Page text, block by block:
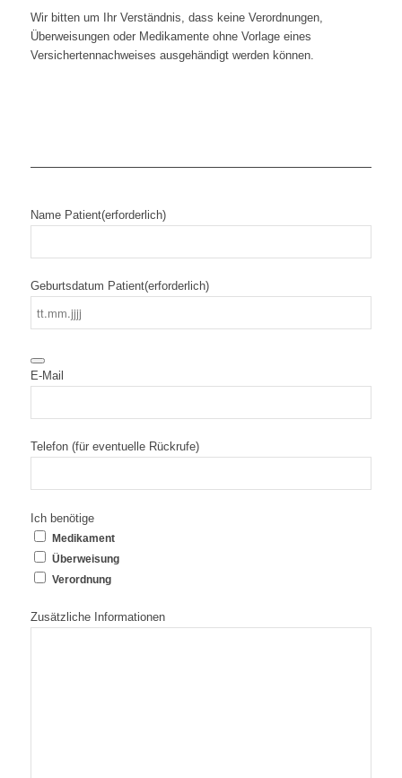
Wir bitten um Ihr Verständnis, dass keine Verordnungen,
Überweisungen oder Medikamente ohne Vorlage eines
Versichertennachweises ausgehändigt werden können.
Name Patient(erforderlich)
Geburtsdatum Patient(erforderlich)
E-Mail
Telefon (für eventuelle Rückrufe)
Ich benötige
Medikament
Überweisung
Verordnung
Zusätzliche Informationen